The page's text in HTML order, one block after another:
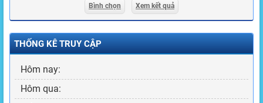
Bình chọn Xem kết quả
THỐNG KÊ TRUY CẬP
Hôm nay:
Hôm qua: